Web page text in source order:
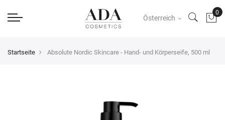
Österreich
Startseite Absolute Nordic Skincare - Hand- und Körperseife, 500 ml